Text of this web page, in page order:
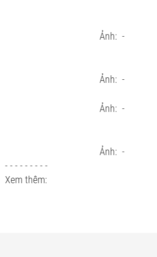
Ảnh: -
Ảnh: -
Ảnh: -
Ảnh: -
- - - - - - - - -
Xem thêm: